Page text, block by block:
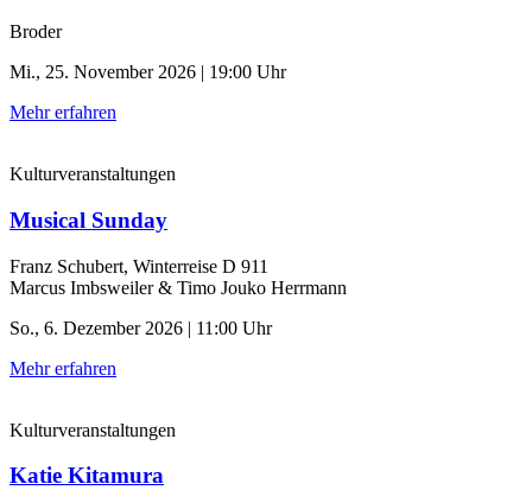
Broder
Mi., 25. November 2026 | 19:00 Uhr
Mehr erfahren
Kulturveranstaltungen
Musical Sunday
Franz Schubert, Winterreise D 911
Marcus Imbsweiler & Timo Jouko Herrmann
So., 6. Dezember 2026 | 11:00 Uhr
Mehr erfahren
Kulturveranstaltungen
Katie Kitamura